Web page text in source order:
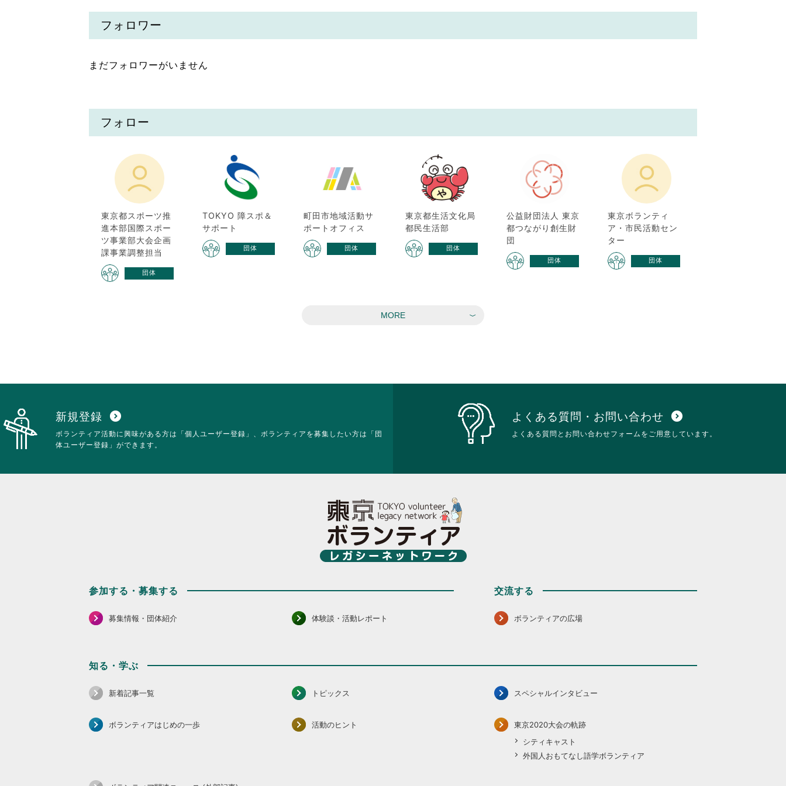
フォロワー
まだフォロワーがいません
フォロー
東京都スポーツ推
進本部国際スポー
ツ事業部大会企画
課事業調整担当
団体
TOKYO 障スポ＆
サポート
団体
町田市地域活動サ
ポートオフィス
団体
東京都生活文化局
都民生活部
団体
公益財団法人 東京
都つながり創生財
団
団体
東京ボランティ
ア・市民活動セン
ター
団体
MORE
新規登録 expand_circle_down
ボランティア活動に興味がある方は「個人ユーザー登録」、ボランティアを募集したい方は「団
体ユーザー登録」ができます。
よくある質問・お問い合わせ expand_circle_down
よくある質問とお問い合わせフォームをご用意しています。
参加する・募集する
募集情報・団体紹介 体験談・活動レポート
交流する
ボランティアの広場
知る・学ぶ
新着記事一覧 トピックス スペシャルインタビュー
ボランティアはじめの一歩 活動のヒント
東京2020大会の軌跡
シティキャスト
外国人おもてなし語学ボランティア